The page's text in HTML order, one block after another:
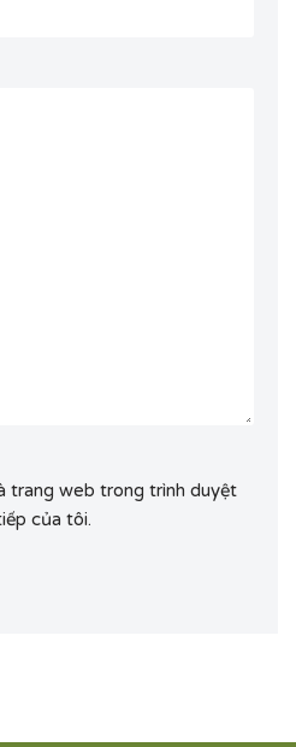
trang web trong trình duyệt
của tôi.